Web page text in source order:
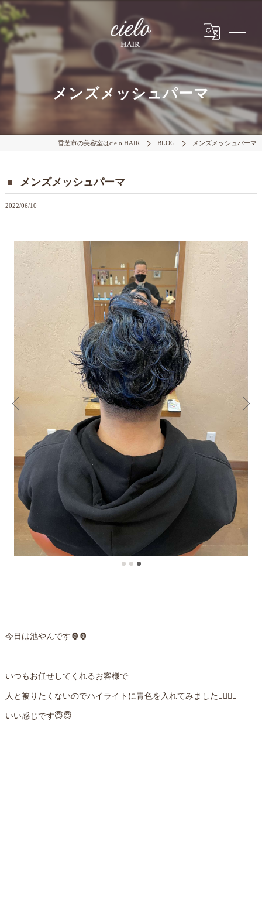
メンズメッシュパーマ
香芝市の美容室はcielo HAIR BLOG メンズメッシュパーマ
メンズメッシュパーマ
2022/06/10
今日は池やんです🦍🦍
いつもお任せしてくれるお客様で
人と被りたくないのでハイライトに青色を入れてみました🙋‍♀️🙋‍♀️
いい感じです😇😇